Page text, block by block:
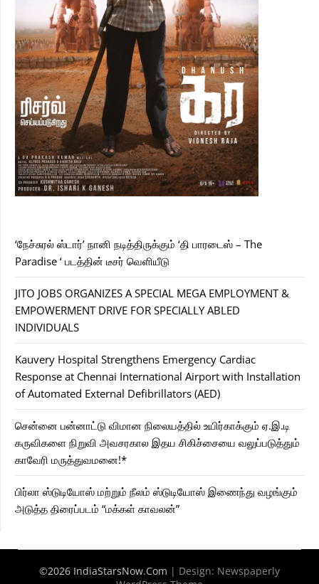
‘நேச்சுரல் ஸ்டார்’ நானி நடித்திருக்கும் ‘தி பாரடைஸ் – The
Paradise ‘ படத்தின் டீசர் வெளியீடு
JITO JOBS ORGANIZES A SPECIAL MEGA EMPLOYMENT &
EMPOWERMENT DRIVE FOR SPECIALLY ABLED
INDIVIDUALS
Kauvery Hospital Strengthens Emergency Cardiac
Response at Chennai International Airport with Installation
of Automated External Defibrillators (AED)
சென்னை பன்னாட்டு விமான நிலையத்தில் உயிர்காக்கும் ஏ.இ.டி
கருவிகளை நிறுவி அவசரகால இதய சிகிச்சையை வலுப்படுத்தும்
காவேரி மருத்துவமனை!*
பிர்லா ஸ்டுடியோஸ் மற்றும் நீலம் ஸ்டுடியோஸ் இணைந்து வழங்கும்
அடுத்த திரைப்படம் “மக்கள் காவலன்”
©2026 IndiaStarsNow.Com | Design: Newspaperly